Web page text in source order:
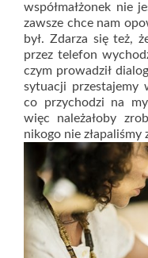
współmałżonek nie
zawsze chce nam
był. Zdarza się też,
przez telefon
czym prowadził
sytuacji przestajemy
co przychodzi na
więc należałoby
nikogo nie złapaliśmy